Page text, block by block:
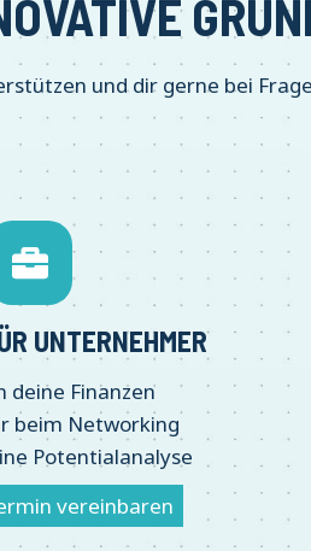
und dir gerne bei
UNTERNEHMER
deine Finanzen
beim Networking
Potentialanalyse
vereinbaren